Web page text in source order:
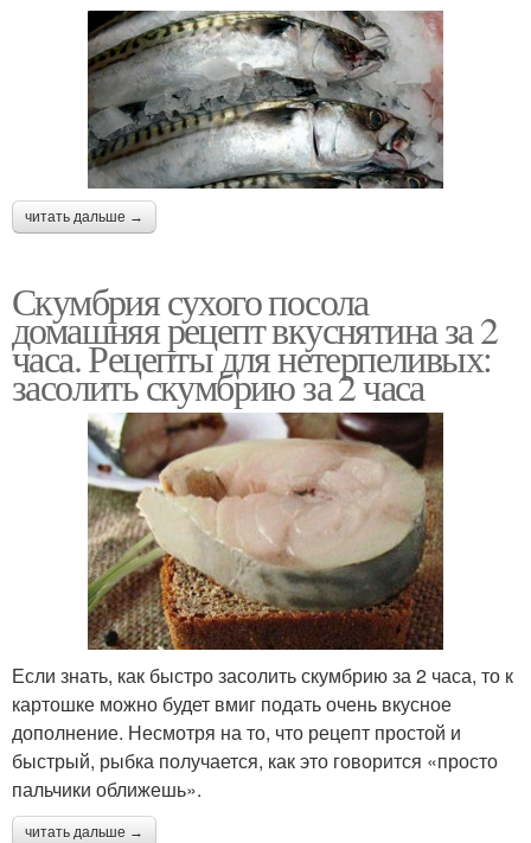
читать дальше →
Скумбрия сухого посола
домашняя рецепт вкуснятина за 2
часа. Рецепты для нетерпеливых:
засолить скумбрию за 2 часа
Если знать, как быстро засолить скумбрию за 2 часа, то к
картошке можно будет вмиг подать очень вкусное
дополнение. Несмотря на то, что рецепт простой и
быстрый, рыбка получается, как это говорится «просто
пальчики оближешь».
читать дальше →